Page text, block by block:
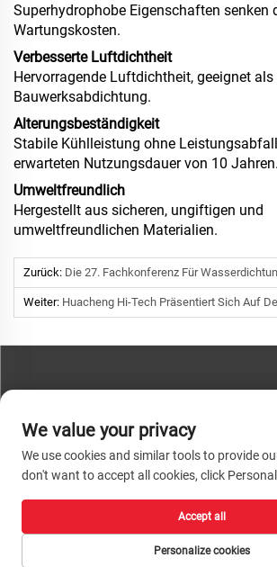
Superhydrophobe Eigenschaften senken
Wartungskosten.
Verbesserte Luftdichtheit
Hervorragende Luftdichtheit, geeignet
Bauwerksabdichtung.
Alterungsbeständigkeit
Stabile Kühlleistung ohne
erwarteten Nutzungsdauer von 10 Jahren.
Umweltfreundlich
Hergestellt aus sicheren, ungiftigen und
umweltfreundlichen Materialien.
Zurück: Die 27. Fachkonferenz Für
Weiter: Huacheng Hi-Tech Präsentiert Sich Auf Der VIETBUILD: Strahlungskühlfolie Startet In Vietnam Und
Telefon:+86-13793890209
Tel.:+86-13793890209
Urheberrecht © 2026 Shandong Huacheng High-Tech
Ltd. Alle Rechte vorbehalten. |
We value your privacy
We use cookies and similar tools to provide
don't want to accept all cookies, click
Personalize cookies
Accept all